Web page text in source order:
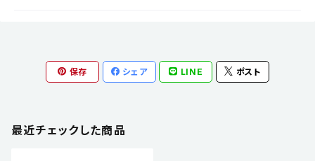
保存 シェア LINE ポスト
最近チェックした商品